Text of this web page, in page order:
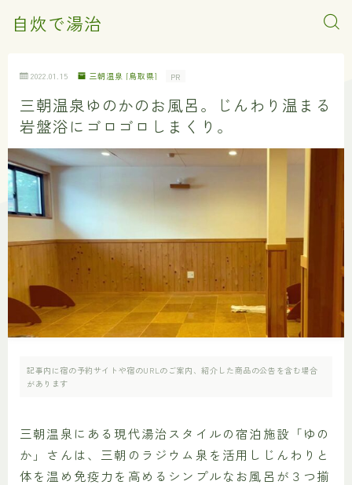
自炊で湯治
2022.01.15 三朝温泉 [鳥取県] PR
三朝温泉ゆのかのお風呂。じんわり温まる
岩盤浴にゴロゴロしまくり。
記事内に宿の予約サイトや宿のURLのご案内、紹介した商品の公告を含む場合
があります
三朝温泉にある現代湯治スタイルの宿泊施設「ゆの
か」さんは、三朝のラジウム泉を活用しじんわりと
体を温め免疫力を高めるシンプルなお風呂が３つ揃